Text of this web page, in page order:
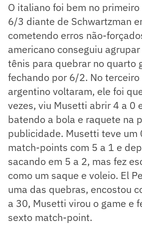
O italiano foi bem no
6/3 diante de Schwartzman
cometendo erros não-
americano conseguiu
tênis para quebrar no quarto
fechando por 6/2. No
argentino voltaram, ele foi
vezes, viu Musetti abrir 4 a 0
batendo a bola e raquete na
publicidade. Musetti teve um
match-points com 5 a 1 e
sacando em 5 a 2, mas fez
como um saque e voleio. El
uma das quebras, encostou
a 30, Musetti virou o game e
sexto match-point.